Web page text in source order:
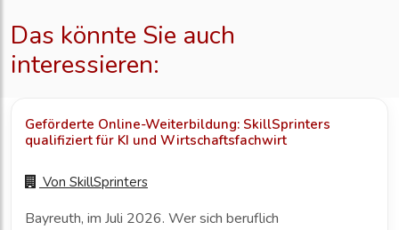
Das könnte Sie auch
interessieren:
Geförderte Online-Weiterbildung: SkillSprinters
qualifiziert für KI und Wirtschaftsfachwirt
Von SkillSprinters
Bayreuth, im Juli 2026. Wer sich beruflich